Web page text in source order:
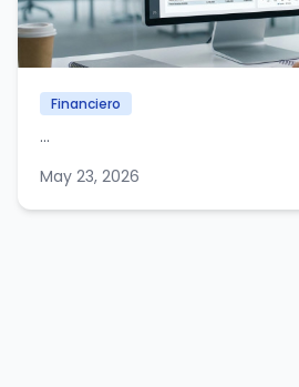
Financiero
...
May 23, 2026